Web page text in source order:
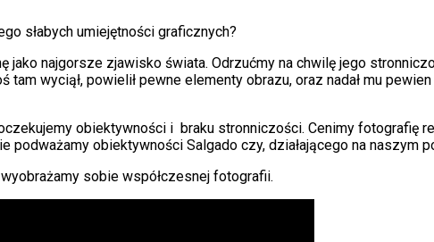
słabych umiejętności graficznych?
jako najgorsze zjawisko świata. Odrzućmy na chwilę jego
tam wyciął, powielił pewne elementy obrazu, oraz nadał mu
obiektywności i braku stronniczości. Cenimy fotografię
obiektywności Salgado czy, działającego na naszym
sobie współczesnej fotografii.